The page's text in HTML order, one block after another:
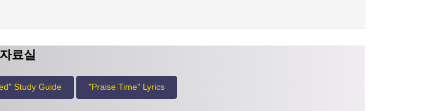
료실
Study Guide "Praise Time" Lyrics